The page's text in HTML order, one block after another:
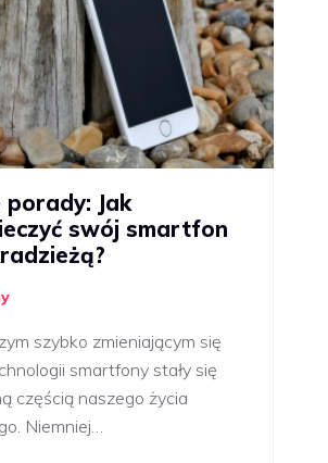
porady: Jak
swój smartfon
szybko zmieniającym się
smartfony stały się
częścią naszego życia
Niemniej…